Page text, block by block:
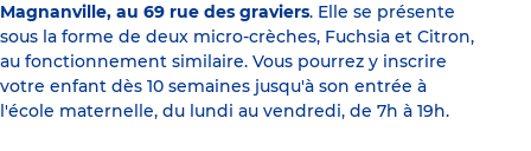
Magnanville, au 69 rue des graviers. Elle se présente
sous la forme de deux micro-crèches, Fuchsia et Citron,
au fonctionnement similaire. Vous pourrez y inscrire
votre enfant dès 10 semaines jusqu'à son entrée à
l'école maternelle, du lundi au vendredi, de 7h à 19h.